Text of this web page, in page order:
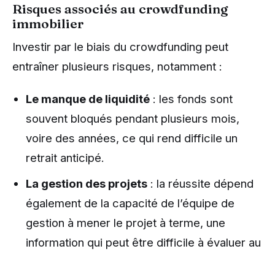
Risques associés au crowdfunding
immobilier
Investir par le biais du crowdfunding peut
entraîner plusieurs risques, notamment :
Le manque de liquidité : les fonds sont
souvent bloqués pendant plusieurs mois,
voire des années, ce qui rend difficile un
retrait anticipé.
La gestion des projets : la réussite dépend
également de la capacité de l’équipe de
gestion à mener le projet à terme, une
information qui peut être difficile à évaluer au